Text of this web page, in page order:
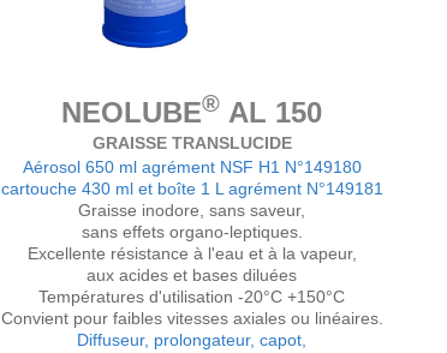
NEOLUBE® AL 150
GRAISSE TRANSLUCIDE
Aérosol 650 ml agrément NSF H1 N°149180
cartouche 430 ml et boîte 1 L agrément N°149181
Graisse inodore, sans saveur,
sans effets organo-leptiques.
Excellente résistance à l'eau et à la vapeur,
aux acides et bases diluées
Températures d'utilisation -20°C +150°C
Convient pour faibles vitesses axiales ou linéaires.
Diffuseur, prolongateur, capot,